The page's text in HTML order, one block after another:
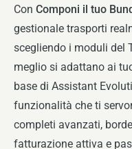
Con Componi il tuo
gestionale trasporti
scegliendo i moduli del
meglio si adattano ai
base di Assistant
funzionalità che ti
completi avanzati,
fatturazione attiva e